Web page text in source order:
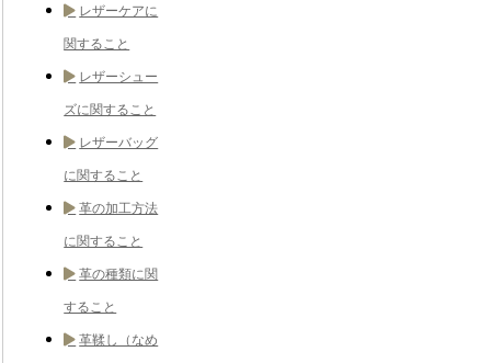
レザーケアに
関すること
レザーシュー
ズに関すること
レザーバッグ
に関すること
革の加工方法
に関すること
革の種類に関
すること
革鞣し（なめ